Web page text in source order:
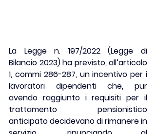
La Legge n. 197/2022 (Legge di
Bilancio 2023) ha previsto, all’articolo
1, commi 286-287, un incentivo per i
lavoratori dipendenti che, pur
avendo raggiunto i requisiti per il
trattamento pensionistico
anticipato decidevano di rimanere in